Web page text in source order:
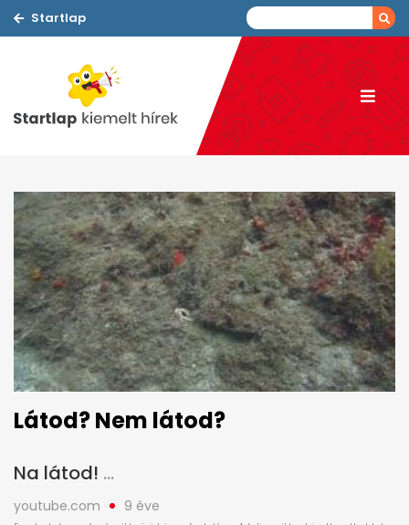
Startlap
Látod? Nem látod?
Na látod!
youtube.com 9 éve